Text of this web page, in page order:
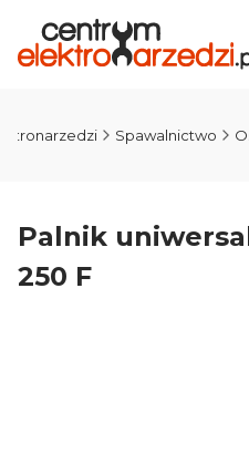
Spawalnictwo
Palnik
250 F